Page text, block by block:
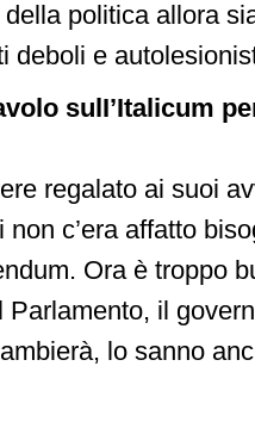
politica allora
deboli e
sulI’Italicum
regalato ai suoi
c’era affatto
Ora è troppo
il
lo sanno